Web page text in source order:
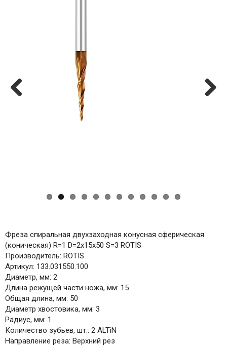
Фреза спиральная двухзаходная конусная сферическая
(коническая) R=1 D=2x15x50 S=3 ROTIS
Производитель: ROTIS
Артикул: 133.031550.100
Диаметр, мм: 2
Длина режущей части ножа, мм: 15
Общая длина, мм: 50
Диаметр хвостовика, мм: 3
Радиус, мм: 1
Количество зубьев, шт.: 2 ALTiN
Направление реза: Верхний рез